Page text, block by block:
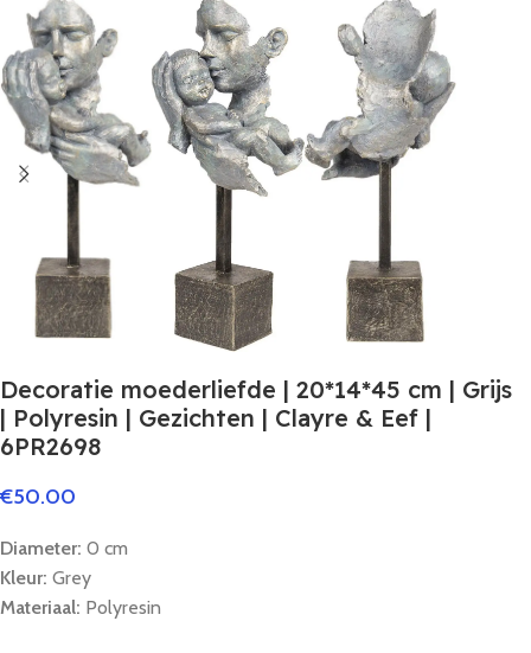
Decoratie moederliefde | 20*14*45 cm | Grijs
| Polyresin | Gezichten | Clayre & Eef |
6PR2698
€50.00
Diameter: 0 cm
Kleur: Grey
Materiaal: Polyresin